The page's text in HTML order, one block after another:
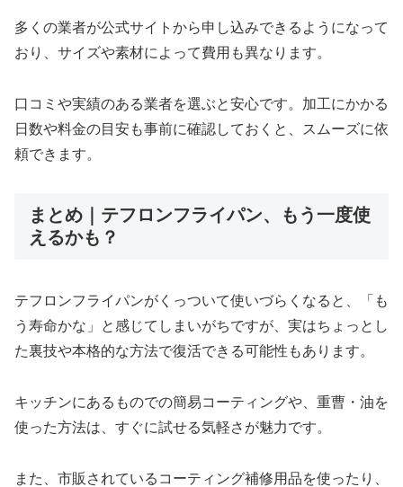
多くの業者が公式サイトから申し込みできるようになって
おり、サイズや素材によって費用も異なります。
口コミや実績のある業者を選ぶと安心です。加工にかかる
日数や料金の目安も事前に確認しておくと、スムーズに依
頼できます。
まとめ｜テフロンフライパン、もう一度使
えるかも？
テフロンフライパンがくっついて使いづらくなると、「も
う寿命かな」と感じてしまいがちですが、実はちょっとし
た裏技や本格的な方法で復活できる可能性もあります。
キッチンにあるものでの簡易コーティングや、重曹・油を
使った方法は、すぐに試せる気軽さが魅力です。
また、市販されているコーティング補修用品を使ったり、